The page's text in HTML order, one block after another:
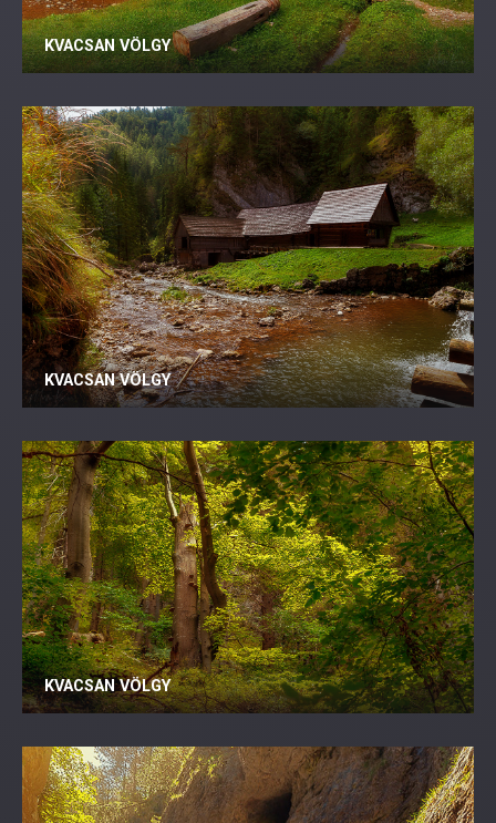
KVACSAN VÖLGY
KVACSAN VÖLGY
KVACSAN VÖLGY